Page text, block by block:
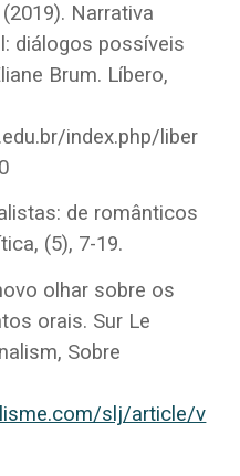
Narrativa
diálogos possíveis
Brum. Líbero,
index.php/liber
de românticos
(5), 7-19.
olhar sobre os
orais. Sur Le
Sobre
slj/article/v